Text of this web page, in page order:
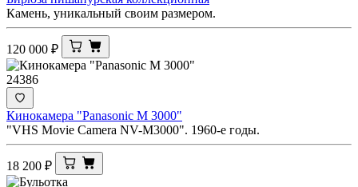
Камень, уникальный своим размером.
120 000 ₽
24386
Кинокамера "Panasonic M 3000"
"VHS Movie Camera NV-M3000". 1960-е годы.
18 200 ₽